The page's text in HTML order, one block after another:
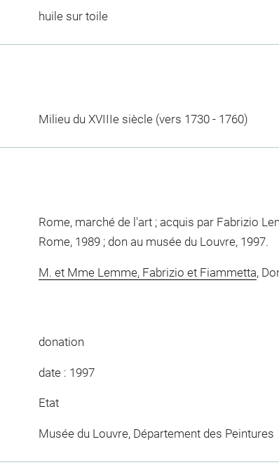
huile sur toile
Milieu du XVIIIe siècle (vers 1730 - 1760)
Rome, marché de l'art ; acquis par Fabrizio
Rome, 1989 ; don au musée du Louvre, 1997.
M. et Mme Lemme, Fabrizio et Fiammetta,
donation
date : 1997
Etat
Musée du Louvre, Département des Peintures